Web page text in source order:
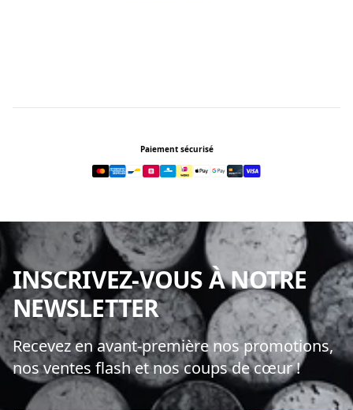
Paiement sécurisé
INSCRIVEZ-VOUS À NOTRE
NEWSLETTER
Recevez en avant-première nos promotions,
nos ventes flash et nos coups de cœur !